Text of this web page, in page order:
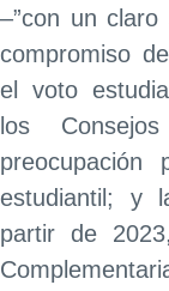
–”con un claro
compromiso
el voto
los
preocupación
estudiantil; y
partir de